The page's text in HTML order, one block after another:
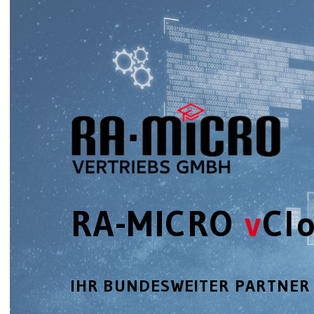
RA-MICROvC
IHR BUNDESWEITER PARTNER